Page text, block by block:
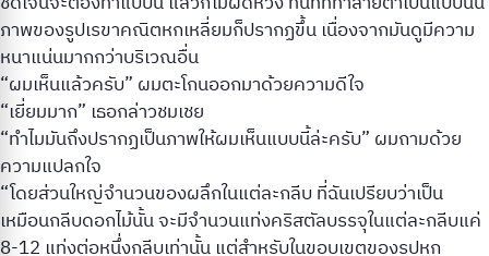
ภาพของรูปเรขาคณิตหกเหลี่ยมก็ปรากฏขึ้น เนื่องจากมันดูมีความ
หนาแน่นมากกว่าบริเวณอื่น
“ผมเห็นแล้วครับ” ผมตะโกนออกมาด้วยความดีใจ
“เยี่ยมมาก” เธอกล่าวชมเชย
“ทำไมมันถึงปรากฏเป็นภาพให้ผมเห็นแบบนี้ล่ะครับ” ผมถามด้วย
ความแปลกใจ
“โดยส่วนใหญ่จำนวนของผลึกในแต่ละกลีบ ที่ฉันเปรียบว่าเป็น
เหมือนกลีบดอกไม้นั้น จะมีจำนวนแท่งคริสตัลบรรจุในแต่ละกลีบแค่
8-12 แท่งต่อหนึ่งกลีบเท่านั้น แต่สำหรับในขอบเขตของรูปหก